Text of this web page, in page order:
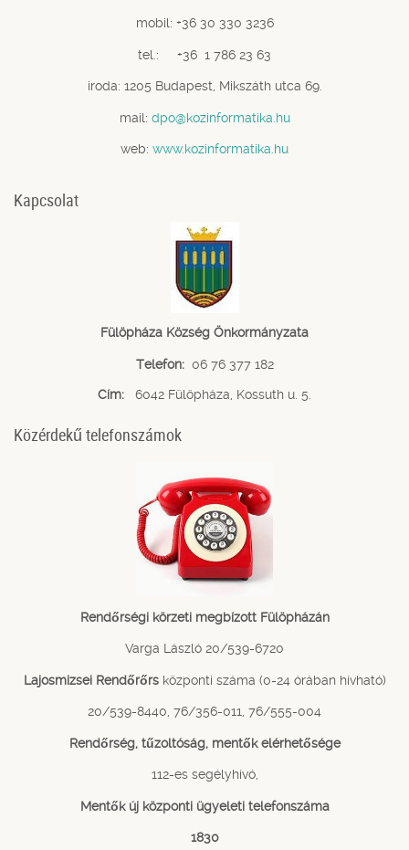
mobil: +36 30 330 3236
tel.: +36 1 786 23 63
iroda: 1205 Budapest, Mikszáth utca 69.
mail: dpo@kozinformatika.hu
web: www.kozinformatika.hu
Kapcsolat
Fülöpháza Község Önkormányzata
Telefon: 06 76 377 182
Cím: 6042 Fülöpháza, Kossuth u. 5.
Közérdekű telefonszámok
Rendőrségi körzeti megbízott Fülöpházán
Varga László 20/539-6720
Lajosmizsei Rendőrőrsközponti száma (0-24 órában hívható)
20/539-8440, 76/356-011, 76/555-004
Rendőrség, tűzoltóság, mentők elérhetősége
112-es segélyhívó,
Mentők új központi ügyeleti telefonszáma
1830